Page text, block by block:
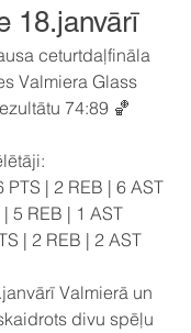
18.janvārī
ceturtdaļfināla
Valmiera Glass
74:89 🏀
| 2 REB | 6 AST
5 REB | 1 AST
| 2 REB | 2 AST
Valmierā un
divu spēļu